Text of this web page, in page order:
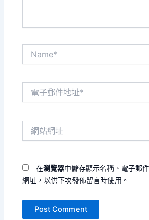
在瀏覽器中儲存顯示名稱、電子郵
網址，以供下次發佈留言時使用。